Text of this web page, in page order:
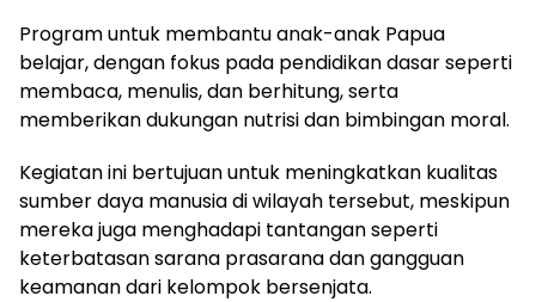
Program untuk membantu anak-anak Papua
belajar, dengan fokus pada pendidikan dasar seperti
membaca, menulis, dan berhitung, serta
memberikan dukungan nutrisi dan bimbingan moral.
Kegiatan ini bertujuan untuk meningkatkan kualitas
sumber daya manusia di wilayah tersebut, meskipun
mereka juga menghadapi tantangan seperti
keterbatasan sarana prasarana dan gangguan
keamanan dari kelompok bersenjata.